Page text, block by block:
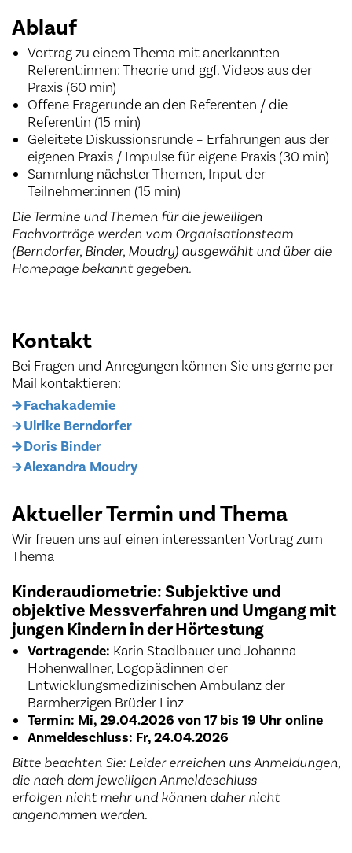
Ablauf
Vortrag zu einem Thema mit anerkannten
Referent:innen: Theorie und ggf. Videos aus der
Praxis (60 min)
Offene Fragerunde an den Referenten / die
Referentin (15 min)
Geleitete Diskussionsrunde – Erfahrungen aus der
eigenen Praxis / Impulse für eigene Praxis (30 min)
Sammlung nächster Themen, Input der
Teilnehmer:innen (15 min)
Die Termine und Themen für die jeweiligen
Fachvorträge werden vom Organisationsteam
(Berndorfer, Binder, Moudry) ausgewählt und über die
Homepage bekannt gegeben.
Kontakt
Bei Fragen und Anregungen können Sie uns gerne per
Mail kontaktieren:
Fachakademie
Ulrike Berndorfer
Doris Binder
Alexandra Moudry
Aktueller Termin und Thema
Wir freuen uns auf einen interessanten Vortrag zum
Thema
Kinderaudiometrie: Subjektive und
objektive Messverfahren und Umgang mit
jungen Kindern in der Hörtestung
Vortragende: Karin Stadlbauer und Johanna
Hohenwallner, Logopädinnen der
Entwicklungsmedizinischen Ambulanz der
Barmherzigen Brüder Linz
Termin: Mi, 29.04.2026 von 17 bis 19 Uhr online
Anmeldeschluss: Fr, 24.04.2026
Bitte beachten Sie: Leider erreichen uns Anmeldungen,
die nach dem jeweiligen Anmeldeschluss
erfolgen nicht mehr und können daher nicht
angenommen werden.